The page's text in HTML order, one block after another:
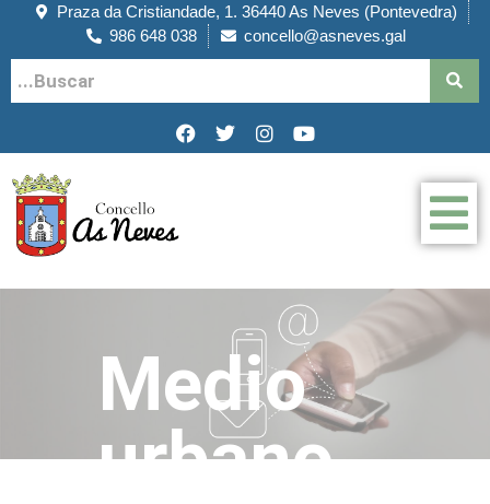
Praza da Cristiandade, 1. 36440 As Neves (Pontevedra)
986 648 038
concello@asneves.gal
Medio
urbano